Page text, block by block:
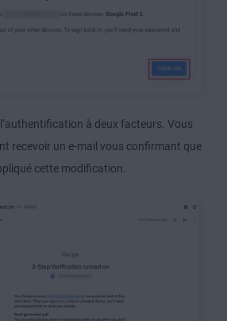
à deux facteurs. Vous
recevoir un e-mail vous confirmant que
cette modification.